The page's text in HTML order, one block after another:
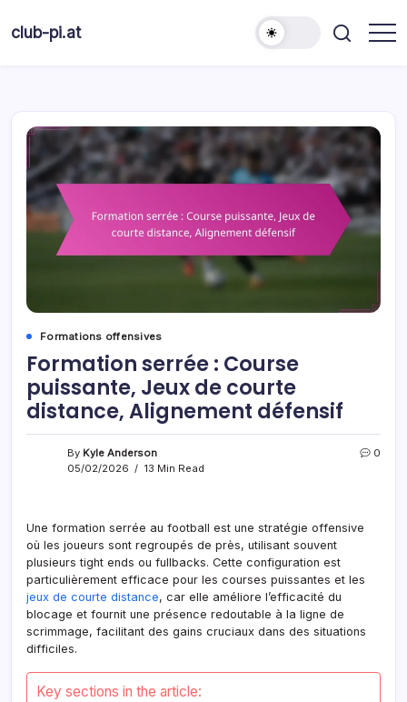
club-pi.at
Formations offensives
Formation serrée : Course
puissante, Jeux de courte
distance, Alignement défensif
By Kyle Anderson
05/02/2026
13 Min Read
0
Une formation serrée au football est une stratégie offensive
où les joueurs sont regroupés de près, utilisant souvent
plusieurs tight ends ou fullbacks. Cette configuration est
particulièrement efficace pour les courses puissantes et les
jeux de courte distance, car elle améliore l’efficacité du
blocage et fournit une présence redoutable à la ligne de
scrimmage, facilitant des gains cruciaux dans des situations
difficiles.
Key sections in the article: